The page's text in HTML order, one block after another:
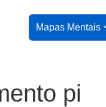
Mapas Mentais
pi